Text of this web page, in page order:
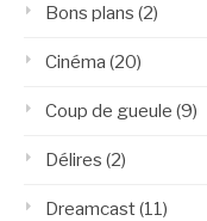
Bons plans (2)
Cinéma (20)
Coup de gueule (9)
Délires (2)
Dreamcast(11)